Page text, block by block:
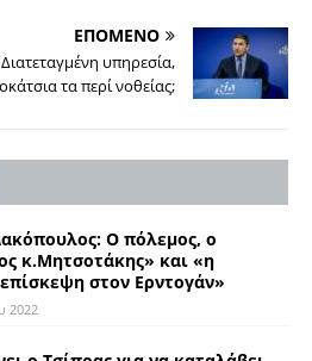
ΕΠΟΜΕΝΟ
υπηρεσία,
τα περί νοθείας;
Ο πόλεμος, ο
κ.Μητσοτάκης» και «η
στον Ερντογάν»
2022